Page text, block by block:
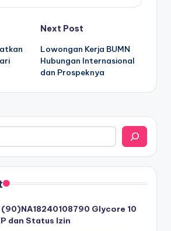
Next Post
Lowongan Kerja BUMN
Hubungan Internasional
dan Prospeknya
(90)NA18240108790 Glycore 10
dan Status Izin